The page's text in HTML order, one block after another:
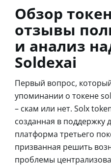
Обзор
отзывы
и анализ
Soldexai
Первый вопрос,
упоминании о токене
– скам или нет. Solx
созданная в поддержку
платформа третьего
призванная решить
проблемы